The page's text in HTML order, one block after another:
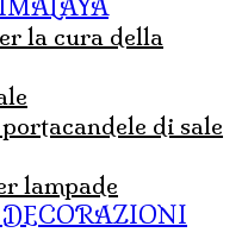
portacandele di sale
lampade